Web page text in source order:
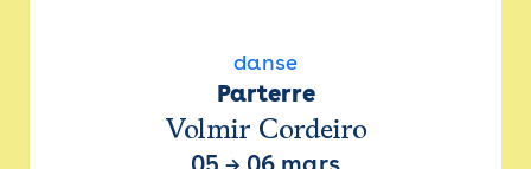
danse
Parterre
Volmir Cordeiro